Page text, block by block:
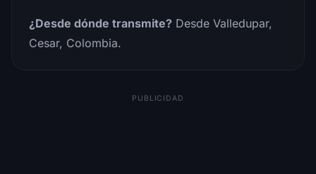
¿Desde dónde transmite? Desde Valledupar,
Cesar, Colombia.
PUBLICIDAD